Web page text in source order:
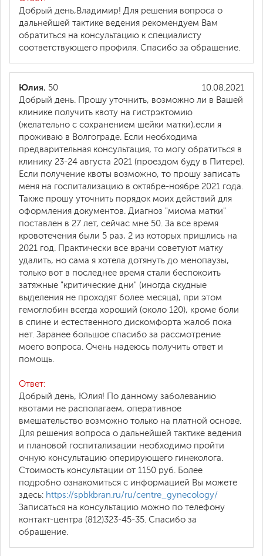
Добрый день,Владимир! Для решения вопроса о
дальнейшей тактике ведения рекомендуем Вам
обратиться на консультацию к специалисту
соответствующего профиля. Спасибо за обращение.
10.08.2021
Юлия, 50
Добрый день. Прошу уточнить, возможно ли в Вашей
клинике получить квоту на гистрэктомию
(желательно с сохранением шейки матки),если я
проживаю в Волгограде. Если необходима
предварительная консультация, то могу обратиться в
клинику 23-24 августа 2021 (проездом буду в Питере).
Если получение квоты возможно, то прошу записать
меня на госпитализацию в октябре-ноябре 2021 года.
Также прошу уточнить порядок моих действий для
оформления документов. Диагноз "миома матки"
поставлен в 27 лет, сейчас мне 50. За все время
кровотечения были 5 раз, 2 из которых пришлись на
2021 год. Практически все врачи советуют матку
удалить, но сама я хотела дотянуть до менопаузы,
только вот в последнее время стали беспокоить
затяжные "критические дни" (иногда скудные
выделения не проходят более месяца), при этом
гемоглобин всегда хороший (около 120), кроме боли
в спине и естественного дискомфорта жалоб пока
нет. Заранее большое спасибо за рассмотрение
моего вопроса. Очень надеюсь получить ответ и
помощь.
Ответ:
Добрый день, Юлия! По данному заболеванию
квотами не располагаем, оперативное
вмешательство возможно только на платной основе.
Для решения вопроса о дальнейшей тактике ведения
и плановой госпитализации необходимо пройти
очную консультацию оперирующего гинеколога.
Стоимость консультации от 1150 руб. Более
подробно ознакомиться с информацией Вы можете
здесь: https://spbkbran.ru/ru/centre_gynecology/
Записаться на консультацию можно по телефону
контакт-центра (812)323-45-35. Спасибо за
обращение.